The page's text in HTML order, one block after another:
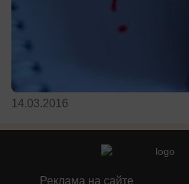
14.03.2016
Реклама на сайте